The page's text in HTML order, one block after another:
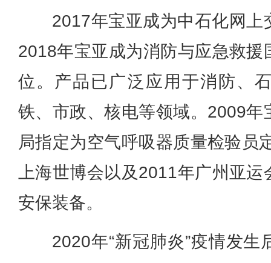
2017年宝亚成为中石化网上
2018年宝亚成为消防与应急救援
位。产品已广泛应用于消防、
铁、市政、核电等领域。 2009年
局指定为空气呼吸器质量检验员
上海世博会以及2011年广州亚运
安保装备。
2020年“新冠肺炎”疫情发